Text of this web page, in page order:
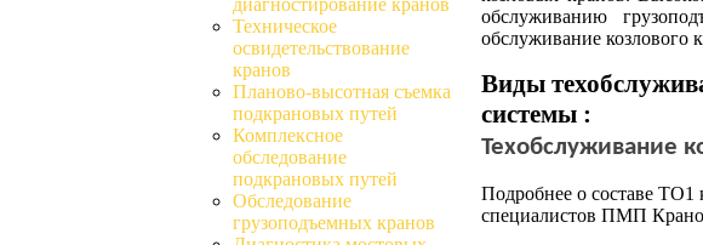
диагностирование кранов
Техническое
освидетельствование
кранов
Планово-высотная съемка
подкрановых путей
Комплексное
обследование
подкрановых путей
Обследование
грузоподъемных кранов
обслуживанию
обслуживание козлового
Виды
системы :
Техобслуживание
Подробнее о составе ТО1
специалистов ПМП